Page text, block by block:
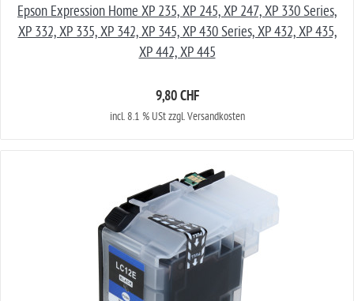
Epson Expression Home XP 235, XP 245, XP 247, XP 330 Series,
XP 332, XP 335, XP 342, XP 345, XP 430 Series, XP 432, XP 435,
XP 442, XP 445
9,80 CHF
incl. 8.1 % USt zzgl. Versandkosten